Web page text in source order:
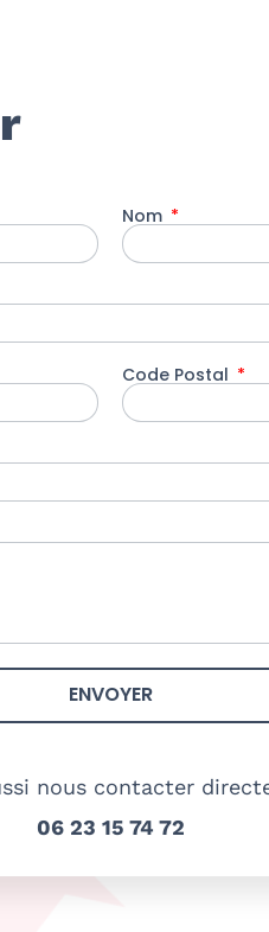
Nom
Code Postal
ENVOYER
nous contacter
06 23 15 74 72